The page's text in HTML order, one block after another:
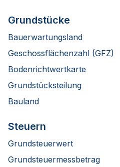
Grundstücke
Bauerwartungsland
Geschossflächenzahl (GFZ)
Bodenrichtwertkarte
Grundstücksteilung
Bauland
Steuern
Grundsteuerwert
Grundsteuermessbetrag